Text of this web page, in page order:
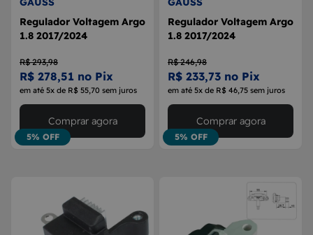
Regulador Voltagem Argo
1.8 2017/2024
R$ 293,98
R$ 278,51 no Pix
em até 5x de R$ 55,70 sem juros
5% OFF
Comprar agora
Regulador Voltagem Argo
1.8 2017/2024
R$ 246,98
R$ 233,73 no Pix
em até 5x de R$ 46,75 sem juros
5% OFF
Comprar agora